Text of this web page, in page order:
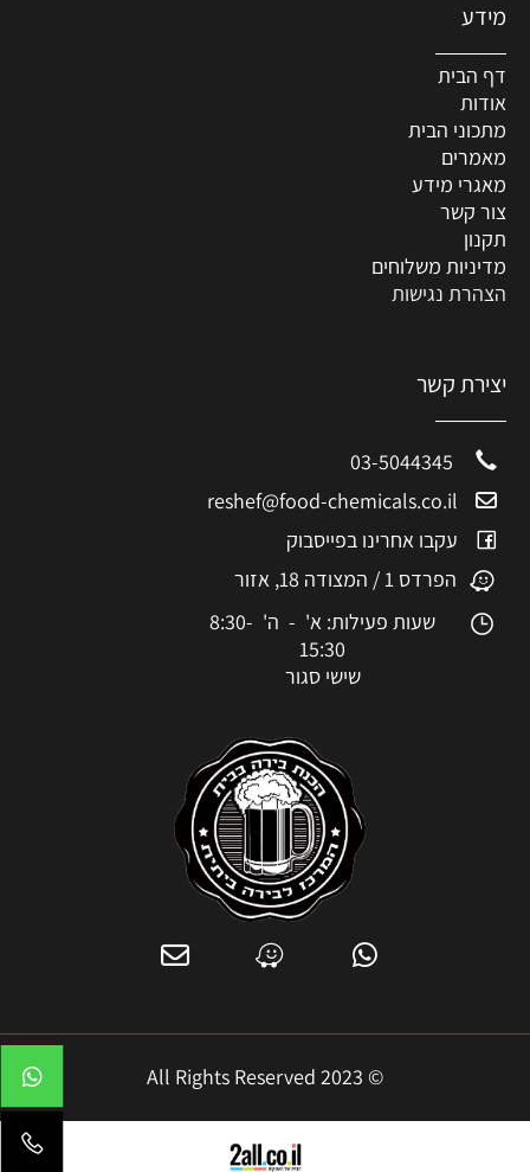
מידע
דף הבית
אודות
מתכוני הבית
מאמרים
מאגרי מידע
צור קשר
תקנון
מדיניות משלוחים
הצהרת נגישות
יצירת קשר
reshef@food-chemicals.co.il
עקבו אחרינו בפייסבוק
הפרדס 1 / המצודה 18, אזור
שעות פעילות: א' - ה' 8:30-
15:30
שישי סגור
© 2023 All Rights Reserved